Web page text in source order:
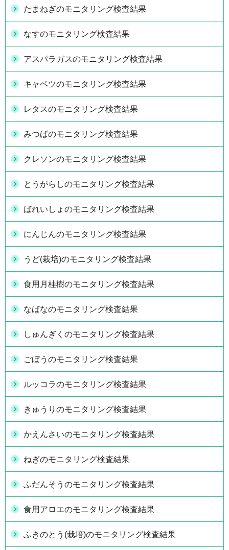
たまねぎのモニタリング検査結果
なすのモニタリング検査結果
アスパラガスのモニタリング検査結果
キャベツのモニタリング検査結果
レタスのモニタリング検査結果
みつばのモニタリング検査結果
クレソンのモニタリング検査結果
とうがらしのモニタリング検査結果
ばれいしょのモニタリング検査結果
にんじんのモニタリング検査結果
うど(栽培)のモニタリング検査結果
食用月桂樹のモニタリング検査結果
なばなのモニタリング検査結果
しゅんぎくのモニタリング検査結果
ごぼうのモニタリング検査結果
ルッコラのモニタリング検査結果
きゅうりのモニタリング検査結果
かえんさいのモニタリング検査結果
ねぎのモニタリング検査結果
ふだんそうのモニタリング検査結果
食用アロエのモニタリング検査結果
ふきのとう(栽培)のモニタリング検査結果